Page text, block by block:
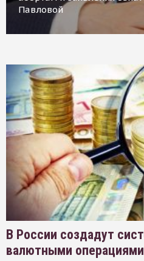
Павловой
В России создадут
валютными операциями